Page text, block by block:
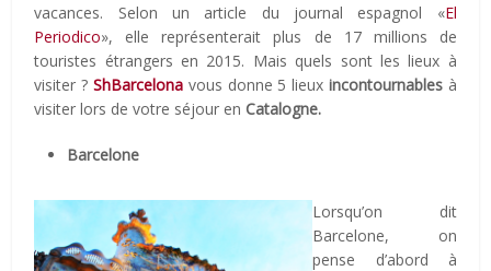
vacances. Selon un article du journal espagnol «El
Periodico», elle représenterait plus de 17 millions de
touristes étrangers en 2015. Mais quels sont les lieux à
visiter ? ShBarcelonavous donne 5 lieux incontournables à
visiter lors de votre séjour en Catalogne.
Barcelone
Lorsqu’on dit
Barcelone, on
pense d’abord à